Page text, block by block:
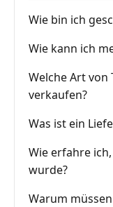
Wie bin ich
Wie kann ich
Welche Art von
verkaufen?
Was ist ein
Wie erfahre
wurde?
Warum